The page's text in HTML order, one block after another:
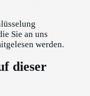
Sie an uns
werden.
dieser